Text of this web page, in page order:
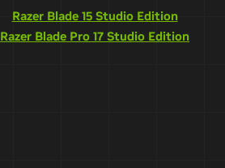
Razer Blade 15 Studio Edition
Razer Blade Pro 17 Studio Edition